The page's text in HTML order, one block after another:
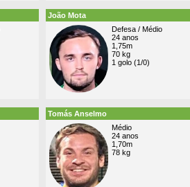
João Mota
Defesa / Médio
24 anos
1,75m
70 kg
1 golo (1/0)
Tomás Anselmo
Médio
24 anos
1,70m
78 kg